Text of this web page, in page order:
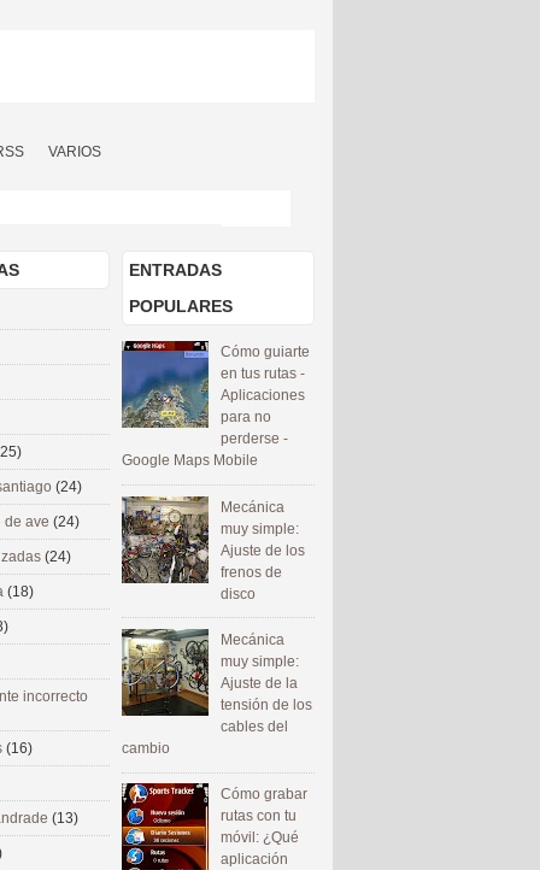
VARIOS
ENTRADAS
POPULARES
Cómo guiarte
en tus rutas -
Aplicaciones
para no
perderse -
Google Maps Mobile
Mecánica
muy simple:
Ajuste de los
frenos de
disco
Mecánica
muy simple:
Ajuste de la
tensión de los
cables del
cambio
Cómo grabar
rutas con tu
móvil: ¿Qué
aplicación
(24)
de ave (24)
(24)
(18)
incorrecto
(16)
(13)